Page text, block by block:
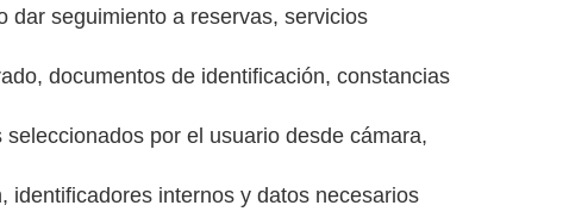
dar seguimiento a reservas, servicios
documentos de identificación, constancias
por el usuario desde cámara,
identificadores internos y datos necesarios